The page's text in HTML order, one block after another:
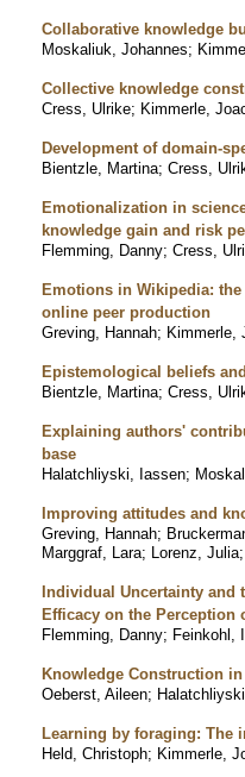
Collaborative knowledge
Moskaliuk, Johannes;
Collective knowledge
Cress, Ulrike; Kimmerle,
Development of domain-
Bientzle, Martina; Cress,
Emotionalization in
knowledge gain and risk
Flemming, Danny; Cress,
Emotions in Wikipedia:
online peer production
Greving, Hannah; Kimmerle,
Epistemological beliefs
Bientzle, Martina; Cress,
Explaining authors'
base
Halatchliyski, Iassen;
Improving attitudes and
Greving, Hannah;
Marggraf, Lara; Lorenz, Julia
Individual Uncertainty and
Efficacy on the Perception
Flemming, Danny; Feinkohl,
Knowledge Construction
Oeberst, Aileen;
Learning by foraging: The
Held, Christoph; Kimmerle,